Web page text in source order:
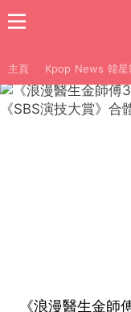
主頁 Kpop News 韓星
《浪漫醫生金